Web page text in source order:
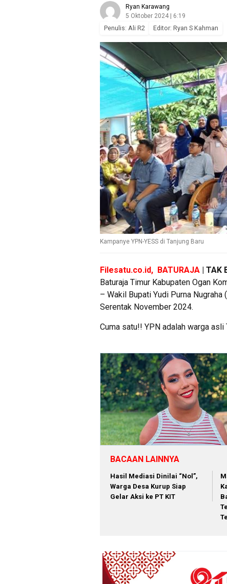
Ryan Karawang
5 Oktober 2024 | 6:19
Penulis: Ali R2 Editor: Ryan S Kahman
Kampanye YPN-YESS di Tanjung Baru
Filesatu.co.id, BATURAJA | TAK
Baturaja Timur Kabupaten Ogan
– Wakil Bupati Yudi Purna Nugraha
Serentak November 2024.
Cuma satu!! YPN adalah warga asli
BACAAN LAINNYA
Hasil Mediasi Dinilai “Nol”,
Warga Desa Kurup Siap
Gelar Aksi ke PT KIT